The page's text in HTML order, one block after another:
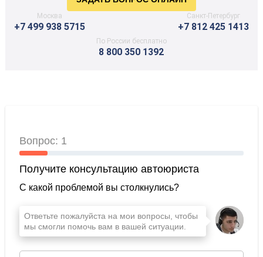
Москва
+7 499 938 5715
Санкт-Петербург
+7 812 425 1413
По России бесплатно
8 800 350 1392